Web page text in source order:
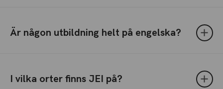
Är någon utbildning helt på engelska?
I vilka orter finns JEI på?